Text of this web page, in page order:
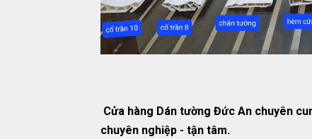
Cửa hàng Dán tường Đức An chuyên
chuyên nghiệp - tận tâm.